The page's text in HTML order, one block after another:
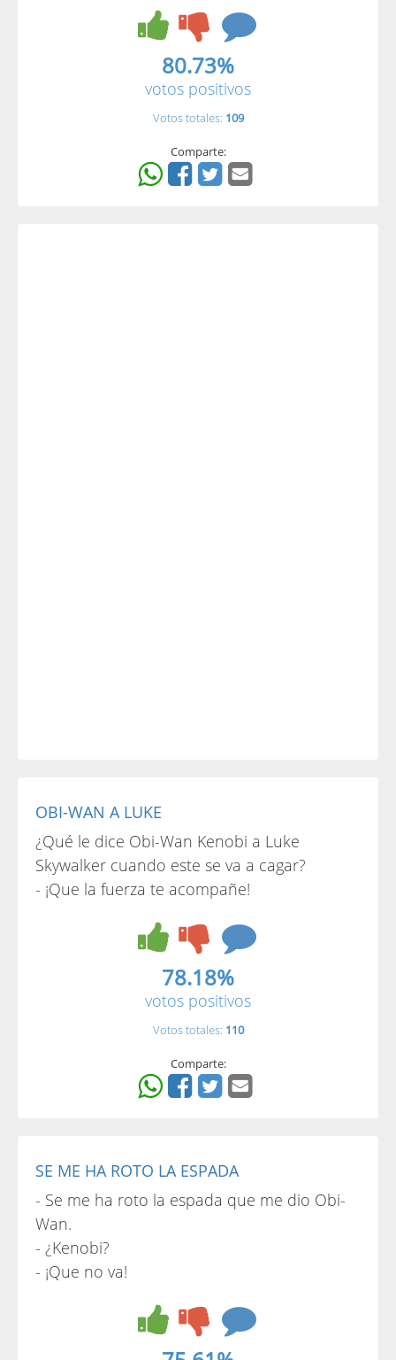
80.73%
votos positivos
Votos totales: 109
Comparte:
OBI-WAN A LUKE
¿Qué le dice Obi-Wan Kenobi a Luke
Skywalker cuando este se va a cagar?
- ¡Que la fuerza te acompañe!
78.18%
votos positivos
Votos totales: 110
Comparte:
SE ME HA ROTO LA ESPADA
- Se me ha roto la espada que me dio Obi-
Wan.
- ¿Kenobi?
- ¡Que no va!